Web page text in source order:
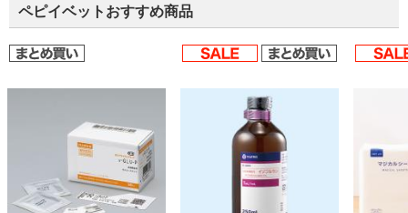
ペピイベットおすすめ商品